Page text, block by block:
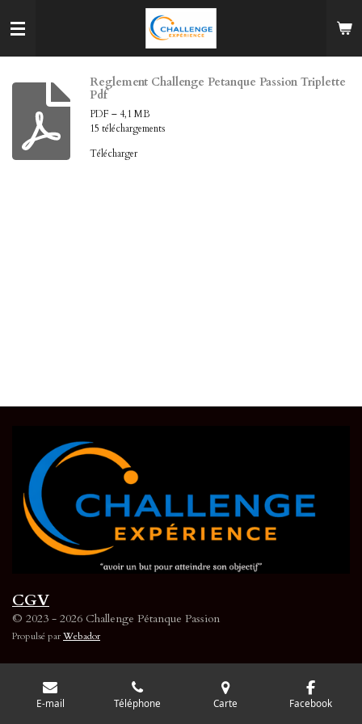
au
principal
Reglement Challenge Petanque Passion Triplette
Pdf
PDF – 4,1 MB
15 téléchargements
Télécharger
CGV
© 2023 - 2026 Challenge Pétanque Passion
Propulsé parWebador
E-mail Téléphone Carte Facebook